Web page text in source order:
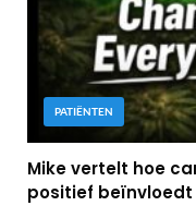
PATIËNTEN
Mike vertelt hoe
positief beïnvloedt